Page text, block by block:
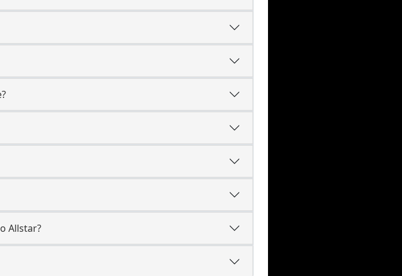
Allstar?